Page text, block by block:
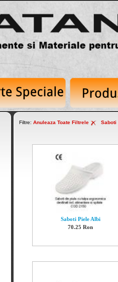
Filtre: Anuleaza Toate Filtrele
Saboti Piele Albi
70.25 Ron